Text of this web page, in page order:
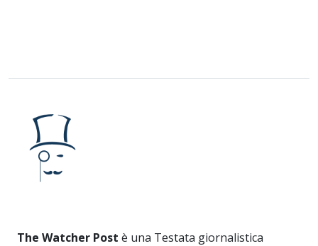
The Watcher Post è una Testata giornalistica